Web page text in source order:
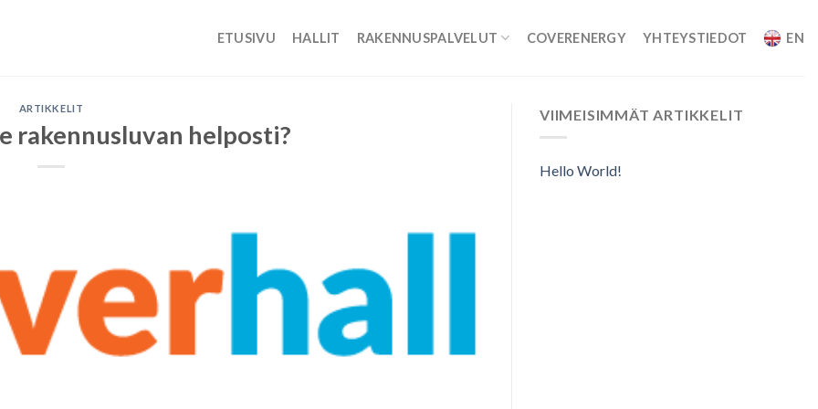
ETUSIVU HALLIT RAKENNUSPALVELUT COVERENERGY YHTEYSTIEDOT EN
ARTIKKELIT
rakennusluvan helposti?
VIIMEISIMMÄT ARTIKKELIT
Hello World!